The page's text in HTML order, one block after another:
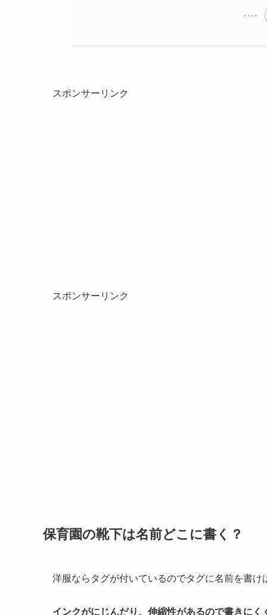
スポンサーリンク
スポンサーリンク
保育園の靴下は名前どこに書く？
洋服ならタグが付いているのでタグに名前を書
インクがにじんだり、伸縮性があるので書きにく